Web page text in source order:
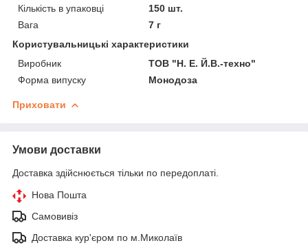
Кількість в упаковці
150 шт.
Вага
7 г
Користувальницькі характеристики
Виробник
ТОВ "Н. Е. Й.В.-техно"
Форма випуску
Монодоза
Приховати
Умови доставки
Доставка здійснюється тільки по передоплаті.
Нова Пошта
Самовивіз
Доставка кур'єром по м.Миколаїв